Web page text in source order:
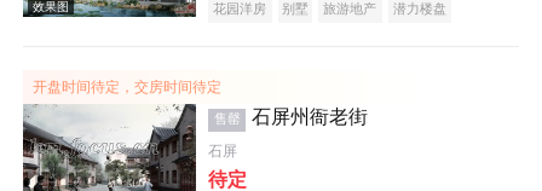
效果图
花园洋房 别墅 旅游地产
潜力楼盘
开盘时间待定，交房时间待定
售罄 石屏州衙老街
石屏
待定